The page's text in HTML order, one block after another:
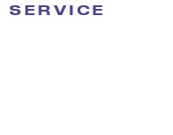
SERVICE